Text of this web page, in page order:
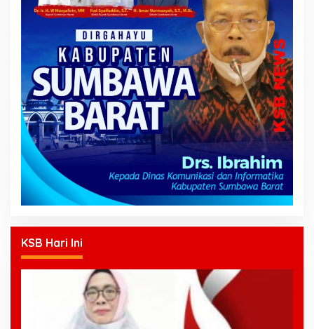
KSB Hari Ini